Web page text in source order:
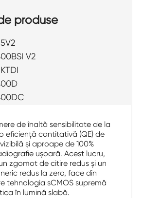
produse
V2
de înaltă sensibilitate de la
eficiență cantitativă (QE) de
și aproape de 100%
ușoară. Acest lucru,
zgomot de citire redus și un
redus la zero, face din
tehnologia sCMOS supremă
în lumină slabă.